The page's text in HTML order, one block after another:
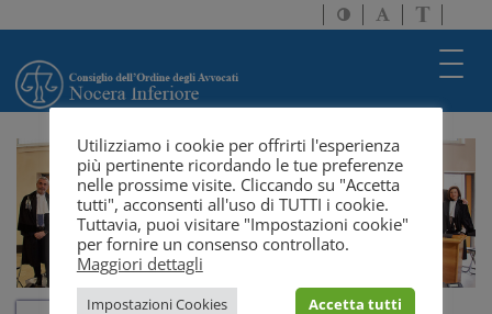
Attiva/disattiva
alto
Attiva/
dimensione
a
solo
Utilizziamo i cookie per offrirti l'esperienza
più pertinente ricordando le tue preferenze
nelle prossime visite. Cliccando su "Accetta
tutti", acconsenti all'uso di TUTTI i cookie.
Tuttavia, puoi visitare "Impostazioni cookie"
per fornire un consenso controllato.
Maggiori dettagli
Impostazioni Cookies Accetta tutti